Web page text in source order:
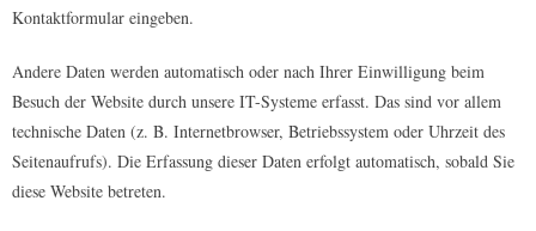
Kontaktformular eingeben.
Andere Daten werden automatisch oder nach Ihrer Einwilligung beim
Besuch der Website durch unsere IT-Systeme erfasst. Das sind vor allem
technische Daten (z. B. Internetbrowser, Betriebssystem oder Uhrzeit des
Seitenaufrufs). Die Erfassung dieser Daten erfolgt automatisch, sobald Sie
diese Website betreten.